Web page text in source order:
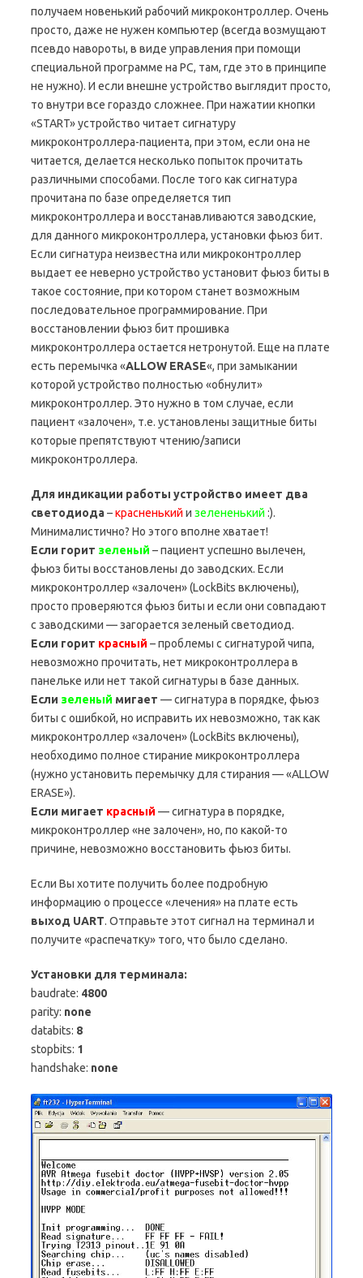
получаем новенький рабочий микроконтроллер. Очень
просто, даже не нужен компьютер (всегда возмущают
псевдо навороты, в виде управления при помощи
специальной программе на PC, там, где это в принципе
не нужно). И если внешне устройство выглядит просто,
то внутри все гораздо сложнее. При нажатии кнопки
«START» устройство читает сигнатуру
микроконтроллера-пациента, при этом, если она не
читается, делается несколько попыток прочитать
различными способами. После того как сигнатура
прочитана по базе определяется тип
микроконтроллера и восстанавливаются заводские,
для данного микроконтроллера, установки фьюз бит.
Если сигнатура неизвестна или микроконтроллер
выдает ее неверно устройство установит фьюз биты в
такое состояние, при котором станет возможным
последовательное программирование. При
восстановлении фьюз бит прошивка
микроконтроллера остается нетронутой. Еще на плате
есть перемычка «ALLOW ERASE«, при замыкании
которой устройство полностью «обнулит»
микроконтроллер. Это нужно в том случае, если
пациент «залочен», т.е. установлены защитные биты
которые препятствуют чтению/записи
микроконтроллера.
Для индикации работы устройство имеет два
светодиода–красненький и зелененький :).
Минималистично? Но этого вполне хватает!
Если горит зеленый – пациент успешно вылечен,
фьюз биты восстановлены до заводских. Если
микроконтроллер «залочен» (LockBits включены),
просто проверяются фьюз биты и если они совпадают
с заводскими — загорается зеленый светодиод.
Если горит красный – проблемы с сигнатурой чипа,
невозможно прочитать, нет микроконтроллера в
панельке или нет такой сигнатуры в базе данных.
Если зеленый мигает — сигнатура в порядке, фьюз
биты с ошибкой, но исправить их невозможно, так как
микроконтроллер «залочен» (LockBits включены),
необходимо полное стирание микроконтроллера
(нужно установить перемычку для стирания — «ALLOW
ERASE»).
Если мигает красный — сигнатура в порядке,
микроконтроллер «не залочен», но, по какой-то
причине, невозможно восстановить фьюз биты.
Если Вы хотите получить более подробную
информацию о процессе «лечения» на плате есть
выход UART. Отправьте этот сигнал на терминал и
получите «распечатку» того, что было сделано.
Установки для терминала:
baudrate: 4800
parity: none
databits: 8
stopbits: 1
handshake: none